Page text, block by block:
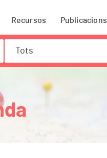
Recursos Publicacions
Tots